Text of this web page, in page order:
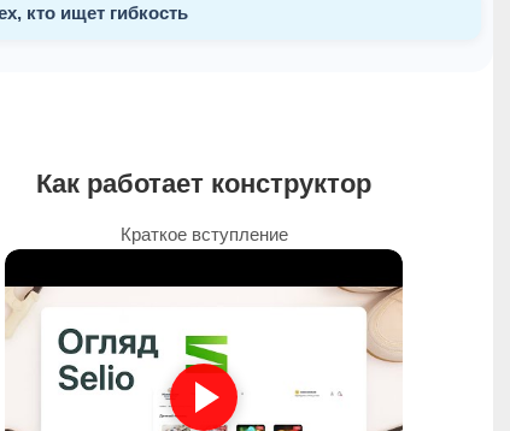
кто ищет гибкость
Как работает конструктор
Краткое вступление